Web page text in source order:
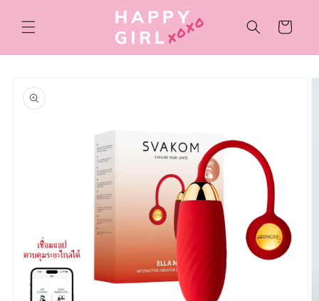
เนื้อหา
สินค้า
ยังข้อมูล
สินค้า